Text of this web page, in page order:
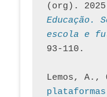
(org).
Educação.
escola e
93-110.
Lemos,
plataformas